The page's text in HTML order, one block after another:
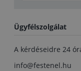
Ügyfélszolgálat
A kérdéseidre 24
info@festenel.hu